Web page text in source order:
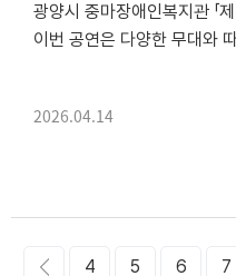
광양시 중마장애인복지관 「제4회 함께愛 버스킹 공연」4월 14일 화요일, 장애인의 날을 맞아 복
이번 공연은 다양한 무대와 따뜻한 박수, 환한 웃
2026.04.14
4 5 6 7